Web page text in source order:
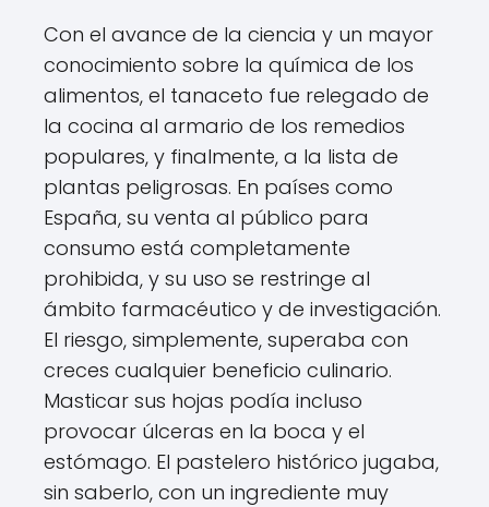
Con el avance de la ciencia y un mayor
conocimiento sobre la química de los
alimentos, el tanaceto fue relegado de
la cocina al armario de los remedios
populares, y finalmente, a la lista de
plantas peligrosas. En países como
España, su venta al público para
consumo está completamente
prohibida, y su uso se restringe al
ámbito farmacéutico y de investigación.
El riesgo, simplemente, superaba con
creces cualquier beneficio culinario.
Masticar sus hojas podía incluso
provocar úlceras en la boca y el
estómago. El pastelero histórico jugaba,
sin saberlo, con un ingrediente muy